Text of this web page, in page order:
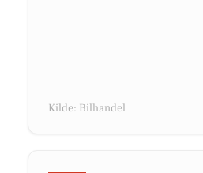
Kilde: Bilhandel